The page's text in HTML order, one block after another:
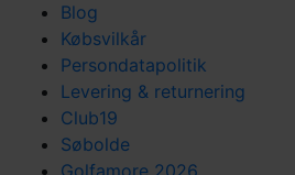
Blog
Købsvilkår
Persondatapolitik
Levering & returnering
Club19
Søbolde